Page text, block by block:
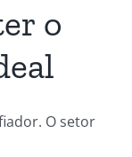
o
O setor